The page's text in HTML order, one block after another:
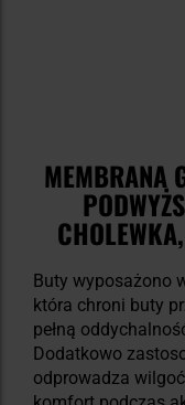
MEMBRANA
Buty wyposażono
która chroni buty
pełną
Dodatkowo
odprowadza